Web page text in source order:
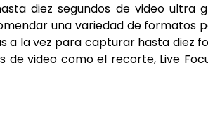
diez segundos de video ultra
una variedad de formatos
a la vez para capturar hasta diez
de video como el recorte, Live